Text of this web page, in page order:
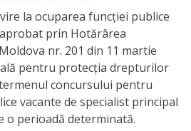
la ocuparea funcţiei publice
prin Hotărârea
nr. 201 din 11 martie
pentru protecţia drepturilor
concursului pentru
vacante de specialist principal
o perioadă determinată.